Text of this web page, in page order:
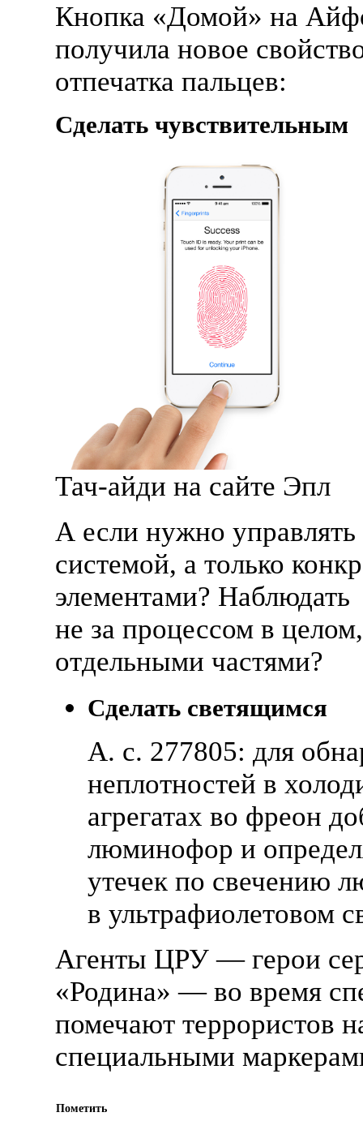
Кнопка «Домой» на
получила новое
отпечатка пальцев:
Сделать чувствительным
Тач-айди на сайте Эпл
А если нужно управлять
системой, а только
элементами? Наблюдать
не за процессом в
отдельными частями?
Сделать светящимся
А. с. 277805: для
неплотностей в
агрегатах во фреон
люминофор и
утечек по свечению
в ультрафиолетовом
Агенты ЦРУ — герои
«Родина» — во время
помечают террористов
специальными
Пометить